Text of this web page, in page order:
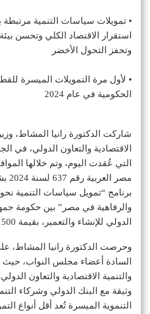
• تمويلات سياسات التنمية مرتبطة
استقرار الاقتصاد الكلي وتحسن
وتحفز التحول الأخضر
• لأول مرة التمويلات الميسرة
الحكومية في عام 2024
شاركت الدكتورة رانيا المشاط،
الاقتصادية والتعاون الدولي، في
التي عُقدت اليوم، وتم خلالها
برنامج “تمويل سياسات التنمية
والرفاهية في مصر” بين حكومة
الدولي للإنشاء والتعمير، بقيمة 500 مليون دولار.
وحرصت الدكتورة رانيا المشاط،
السادة أعضاء مجلس النواب،
والتنمية الاقتصادية والتعاون
وثيقة مع البنك الدولي وشركاء
التنموية الميسرة تُعد أقل أنواع